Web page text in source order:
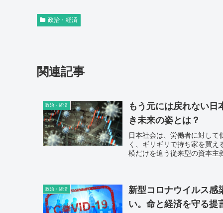
政治・経済
関連記事
政治・経済
もう元には戻れない
き未来の姿とは？
日本社会は、労働者に対し
く、ギリギリで持ち家を買
模だけを追う従来型の資本主
政治・経済
新型コロナウイルス感
い。命と経済を守る提